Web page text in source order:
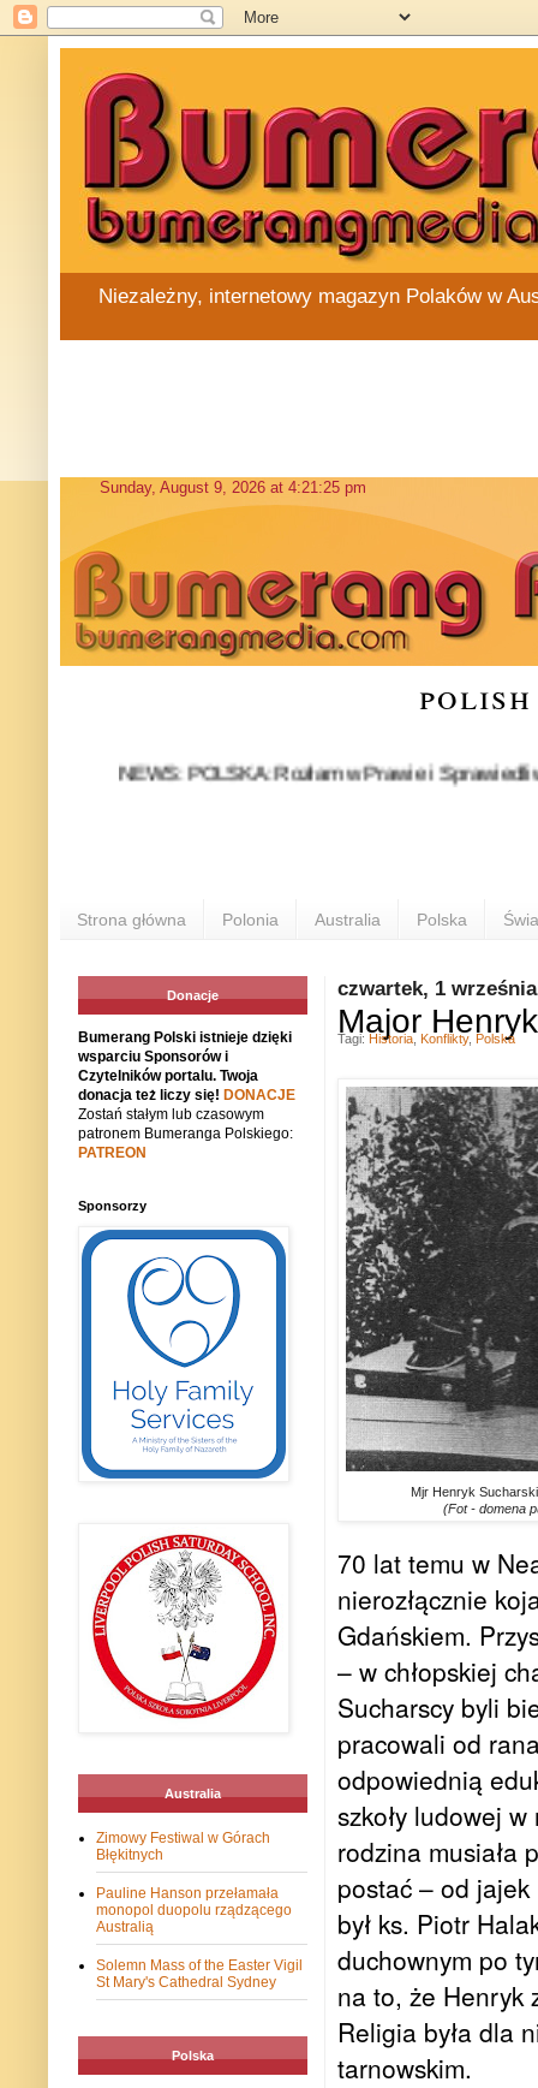
Niezależny, internetowy magazyn Polaków w
NEWS: POLSKA: Rozłam w Prawie i
Strona główna Polonia Australia Polska
czwartek, 1
Major
Mjr Henryk
(Fot - domena
70 lat temu w
nierozłącznie
Gdańskiem.
– w chłopskiej
Sucharscy byli
pracowali od
odpowiednią
szkoły ludowej
rodzina musiała
postać – od
był ks. Piotr
duchownym po
na to, że Henryk
Religia była dla
tarnowskim.
Tagi: Historia Konflikty, Polska
Donacje
Bumerang Polski istnieje dzięki
wsparciu Sponsorów i
Czytelników portalu. Twoja
donacja też liczy się! DONACJE
Zostań stałym lub czasowym
patronem Bumeranga Polskiego:
PATREON
Sponsorzy
Australia
Zimowy Festiwal w Górach
Błękitnych
Pauline Hanson przełamała
monopol duopolu rządzącego
Australią
Solemn Mass of the Easter Vigil
St Mary's Cathedral Sydney
Polska